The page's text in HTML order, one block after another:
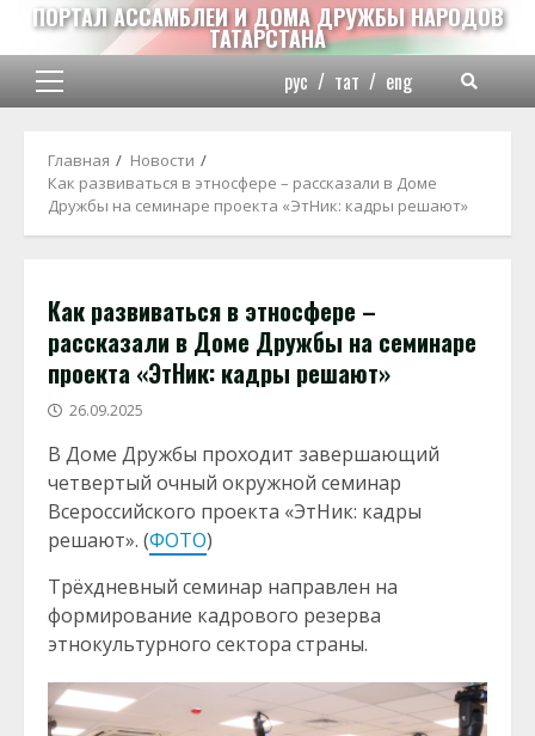
Перейти
содержимому
ПОРТАЛ АССАМБЛЕИ И ДОМА ДРУЖБЫ НАРОДОВ
ТАТАРСТАНА
Основное
рус / тат / eng
Главная
Новости
Как развиваться в этносфере – рассказали в Доме
Дружбы на семинаре проекта «ЭтНик: кадры решают»
Как развиваться в этносфере –
рассказали в Доме Дружбы на семинаре
проекта «ЭтНик: кадры решают»
26.09.2025
В Доме Дружбы проходит завершающий
четвертый очный окружной семинар
Всероссийского проекта «ЭтНик: кадры
решают». (ФОТО)
Трёхдневный семинар направлен на
формирование кадрового резерва
этнокультурного сектора страны.